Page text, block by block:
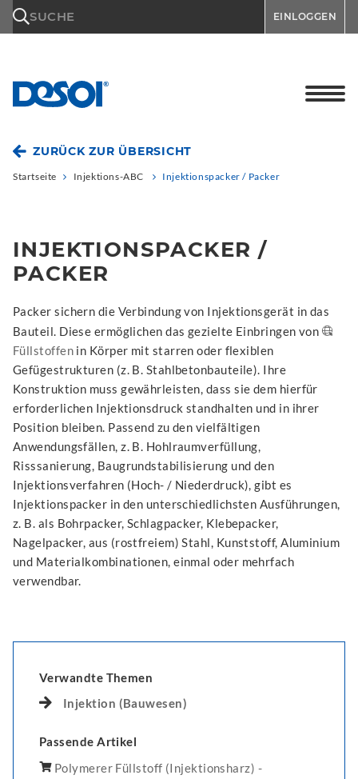
SUCHE EINLOGGEN
ZURÜCK ZUR ÜBERSICHT
Startseite Injektions-ABC Injektionspacker / Packer
INJEKTIONSPACKER /
PACKER
Packer sichern die Verbindung von Injektionsgerät in das
Bauteil. Diese ermöglichen das gezielte Einbringen von
Füllstoffenin Körper mit starren oder flexiblen
Gefügestrukturen (z. B. Stahlbetonbauteile). Ihre
Konstruktion muss gewährleisten, dass sie dem hierfür
erforderlichen Injektionsdruck standhalten und in ihrer
Position bleiben. Passend zu den vielfältigen
Anwendungsfällen, z. B. Hohlraumverfüllung,
Risssanierung, Baugrundstabilisierung und den
Injektionsverfahren (Hoch- / Niederdruck), gibt es
Injektionspacker in den unterschiedlichsten Ausführungen,
z. B. als Bohrpacker, Schlagpacker, Klebepacker,
Nagelpacker, aus (rostfreiem) Stahl, Kunststoff, Aluminium
und Materialkombinationen, einmal oder mehrfach
verwendbar.
Verwandte Themen
Injektion (Bauwesen)
Passende Artikel
Polymerer Füllstoff (Injektionsharz) -